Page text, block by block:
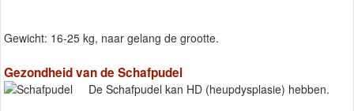
Gewicht: 16-25 kg, naar gelang de grootte.
Gezondheid van de Schafpudel
De Schafpudel kan HD (heupdysplasie) hebben.